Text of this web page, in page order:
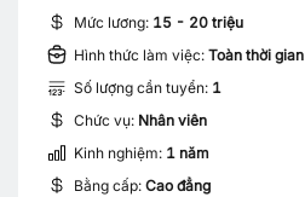
Mức lương: 15 - 20 triệu
Hình thức làm việc: Toàn thời gian
Số lượng cần tuyển: 1
Chức vụ: Nhân viên
Kinh nghiệm: 1 năm
Bằng cấp: Cao đẳng